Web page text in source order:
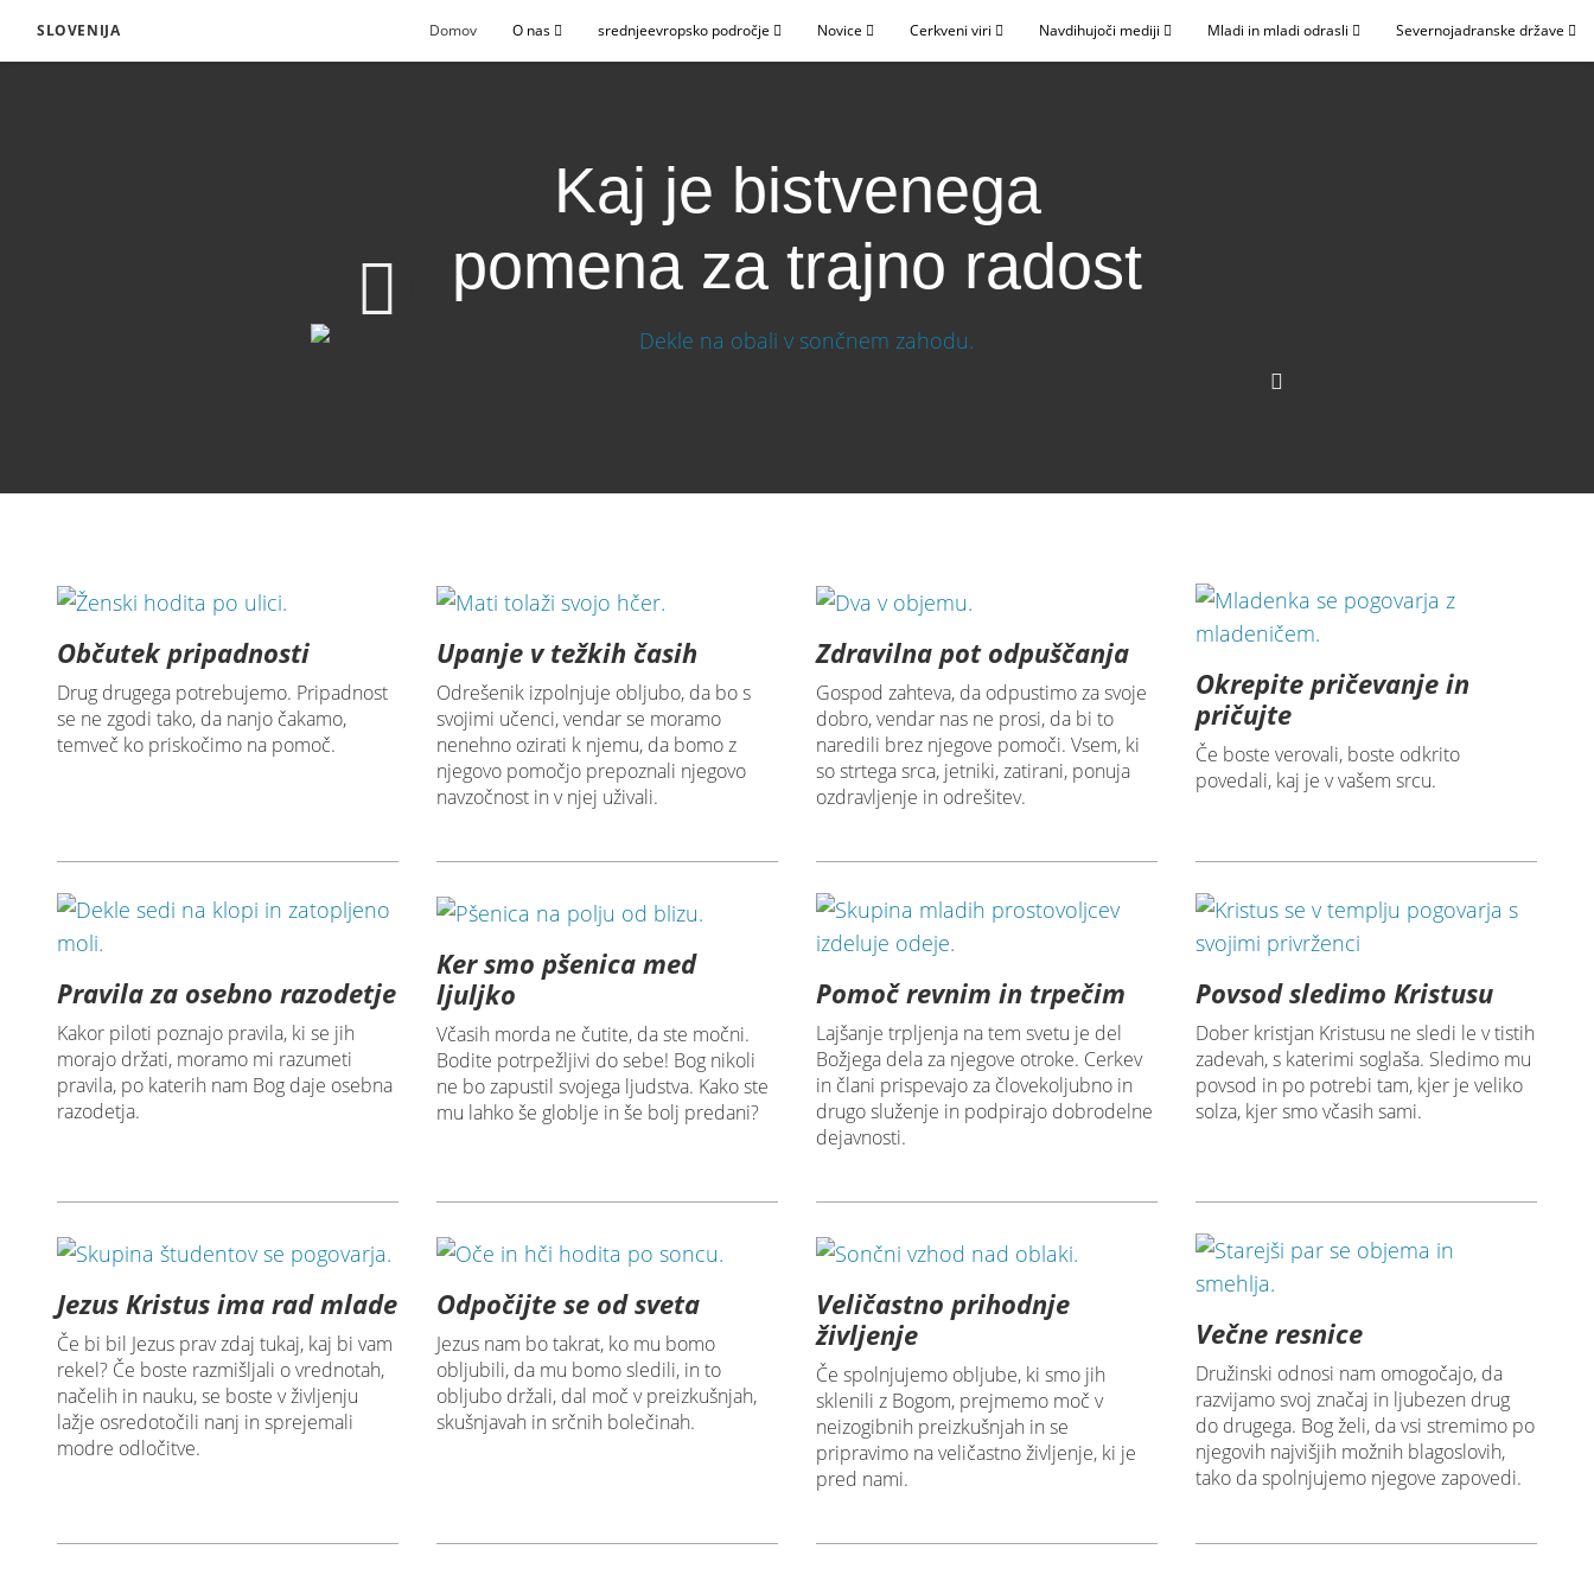
SLOVENIJA Domov O nas srednjeevropsko področje Novice Cerkveni viri Navdihujoči mediji Mladi in mladi odrasli Severnojadranske države
Kaj je bistvenega
pomena za trajno radost
Občutek pripadnosti
Drug drugega potrebujemo. Pripadnost
se ne zgodi tako, da nanjo čakamo,
temveč ko priskočimo na pomoč.
Upanje v težkih časih
Odrešenik izpolnjuje obljubo, da bo s
svojimi učenci, vendar se moramo
nenehno ozirati k njemu, da bomo z
njegovo pomočjo prepoznali njegovo
navzočnost in v njej uživali.
Zdravilna pot odpuščanja
Gospod zahteva, da odpustimo za svoje
dobro, vendar nas ne prosi, da bi to
naredili brez njegove pomoči. Vsem, ki
so strtega srca, jetniki, zatirani, ponuja
ozdravljenje in odrešitev.
Okrepite pričevanje in
pričujte
Če boste verovali, boste odkrito
povedali, kaj je v vašem srcu.
Pravila za osebno razodetje
Kakor piloti poznajo pravila, ki se jih
morajo držati, moramo mi razumeti
pravila, po katerih nam Bog daje osebna
razodetja.
Ker smo pšenica med
ljuljko
Včasih morda ne čutite, da ste močni.
Bodite potrpežljivi do sebe! Bog nikoli
ne bo zapustil svojega ljudstva. Kako ste
mu lahko še globlje in še bolj predani?
Pomoč revnim in trpečim
Lajšanje trpljenja na tem svetu je del
Božjega dela za njegove otroke. Cerkev
in člani prispevajo za človekoljubno in
drugo služenje in podpirajo dobrodelne
dejavnosti.
Povsod sledimo Kristusu
Dober kristjan Kristusu ne sledi le v tistih
zadevah, s katerimi soglaša. Sledimo mu
povsod in po potrebi tam, kjer je veliko
solza, kjer smo včasih sami.
Jezus Kristus ima rad mlade
Če bi bil Jezus prav zdaj tukaj, kaj bi vam
rekel? Če boste razmišljali o vrednotah,
načelih in nauku, se boste v življenju
lažje osredotočili nanj in sprejemali
modre odločitve.
Odpočijte se od sveta
Jezus nam bo takrat, ko mu bomo
obljubili, da mu bomo sledili, in to
obljubo držali, dal moč v preizkušnjah,
skušnjavah in srčnih bolečinah.
Veličastno prihodnje
življenje
Če spolnjujemo obljube, ki smo jih
sklenili z Bogom, prejmemo moč v
neizogibnih preizkušnjah in se
pripravimo na veličastno življenje, ki je
pred nami.
Večne resnice
Družinski odnosi nam omogočajo, da
razvijamo svoj značaj in ljubezen drug
do drugega. Bog želi, da vsi stremimo po
njegovih najvišjih možnih blagoslovih,
tako da spolnjujemo njegove zapovedi.